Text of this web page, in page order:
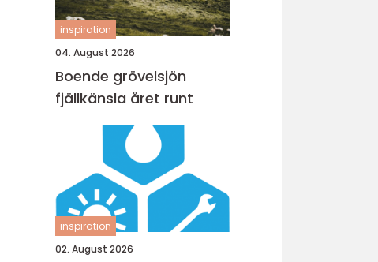
inspiration
04. August 2026
Boende grövelsjön
fjällkänsla året runt
inspiration
02. August 2026